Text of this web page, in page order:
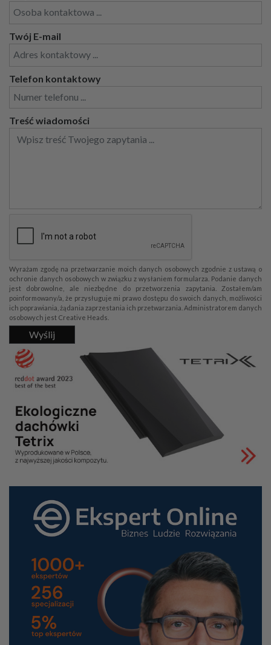
Twój E-mail
Telefon kontaktowy
Treść wiadomości
Wyrażam zgodę na przetwarzanie moich danych osobowych zgodnie z ustawą o
ochronie danych osobowych w związku z wysłaniem formularza. Podanie danych
jest dobrowolne, ale niezbędne do przetworzenia zapytania. Zostałem/am
poinformowany/a, że przysługuje mi prawo dostępu do swoich danych, możliwości
ich poprawiania, żądania zaprzestania ich przetwarzania. Administratorem danych
osobowych jest Creative Heads.
Wyślij